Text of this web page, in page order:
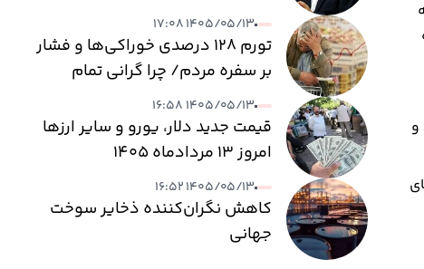
و
روزهای
۱۴۰۵/۰۵/۱۳ ۱۷:۰۸
تورم ۱۲۸ درصدی خوراکی‌ها و فشار
بر سفره مردم/ چرا گرانی تمام
نمی‌شود؟
۱۴۰۵/۰۵/۱۳ ۱۶:۵۸
قیمت جدید دلار، یورو و سایر ارزها
امروز ۱۳ مردادماه ۱۴۰۵
۱۴۰۵/۰۵/۱۳ ۱۶:۵۲
کاهش نگران‌کننده ذخایر سوخت
جهانی